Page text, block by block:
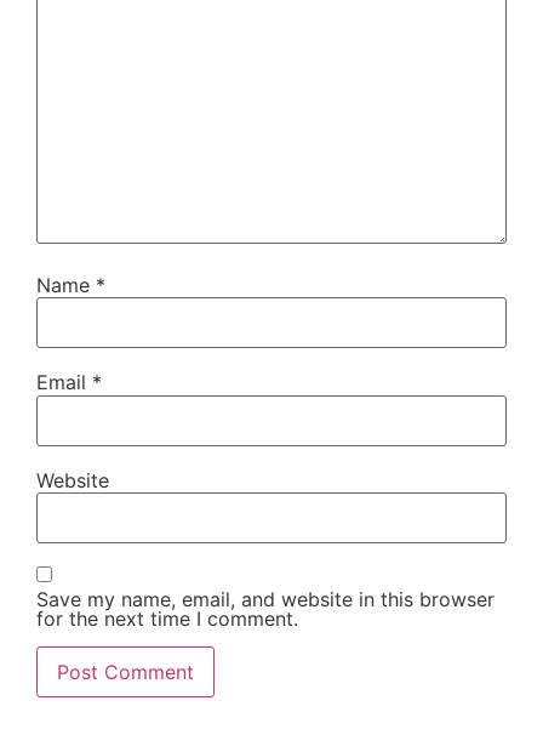
Name *
Email *
Website
Save my name, email, and website in this browser
for the next time I comment.